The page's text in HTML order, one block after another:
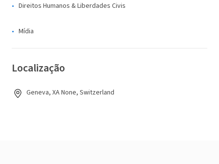
Direitos Humanos & Liberdades Civis
Mídia
Localização
Geneva, XA None, Switzerland